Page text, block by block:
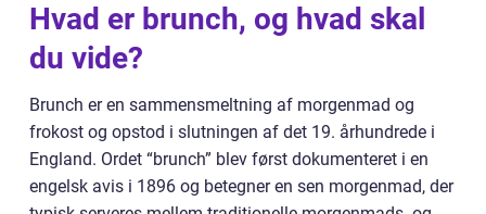
Hvad er brunch, og hvad skal
du vide?
Brunch er en sammensmeltning af morgenmad og
frokost og opstod i slutningen af det 19. århundrede i
England. Ordet “brunch” blev først dokumenteret i en
engelsk avis i 1896 og betegner en sen morgenmad, der